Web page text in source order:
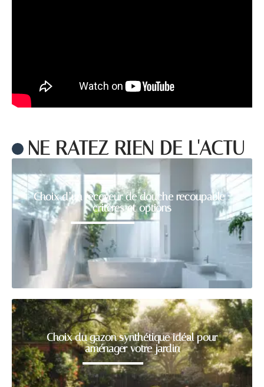
NE RATEZ RIEN DE L'ACTU
Choix d’un receveur de douche recoupable :
critères et options
Choix du gazon synthétique idéal pour
aménager votre jardin